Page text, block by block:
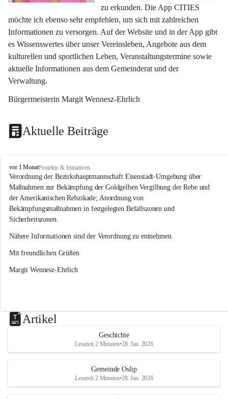
zu erkunden. Die App CITIES
möchte ich ebenso sehr empfehlen, um sich mit zahlreichen
Informationen zu versorgen. Auf der Website und in der App gibt
es Wissenswertes über unser Vereinsleben, Angebote aus dem
kulturellen und sportlichen Leben, Veranstaltungstermine sowie
aktuelle Informationen aus dem Gemeinderat und der
Verwaltung.
Bürgermeisterin Margit Wennesz-Ehrlich
Aktuelle Beiträge
O
s
l
i
p
vor 1 MonatProjekte & Initiativen
Verordnung der Bezirkshauptmannschaft Eisenstadt-Umgebung über
Maßnahmen zur Bekämpfung der Goldgelben Vergilbung der Rebe und
der Amerikanischen Rebzikade; Anordnung von
Bekämpfungsmaßnahmen in festgelegten Befallszonen und
Sicherheitszonen.
Nähere Informationen sind der Verordnung zu entnehmen.
Mit freundlichen Grüßen
Margit Wennesz-Ehrlich
Artikel
Geschichte
Lesezeit 2 Minuten•28. Jan. 2026
Gemeinde Oslip
Lesezeit 2 Minuten•28. Jan. 2026